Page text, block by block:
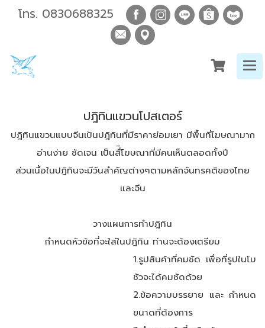
โทร. 0830688325
ปฎิทินแขวนโปสเตอร์
ปฎิทินแขวนแบบจีนเป้นปฎิทินที่มีราคาย่อมเยา มีพื้นที่โฆษณามาก
อ่านง่าย ชัดเจน เป็นสื่ิโฆษณาที่มีคนเห็นตลอดทั้งปี
ส่วนเนื้อในปฎิทินจะมีวันสำคัญต่างๆตามหลักจันทรคติของไทย
และจีน
วางแผนการทำปฎิทิน
กำหนดหัวข้อที่จะใส่ในปฎิทิน ท่านจะต้องเตรียม
1.รูปสินค้าที่คมชัด เพื่อที่รูปในโบ
ชัวจะได้คมชัดด้วย
2.ข้อความบรรยาย และ กำหนด
ขนาดที่ต้องการ